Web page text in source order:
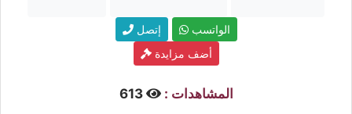
إتصل
الواتسب
أضف مزايدة
المشاهدات : 613